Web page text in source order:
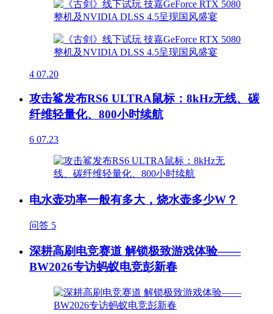
4 07.20
攻击鲨发布RS6 ULTRA鼠标：8kHz无线、碳
纤维轻量化、800小时续航
6 07.23
电水壶功率一般有多大，烧水壶多少W？
问答 5
深耕高刷电竞赛道 解锁极致游戏体验——
BW2026专访蚂蚁电竞彭新春